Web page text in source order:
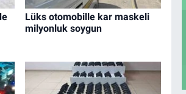
Lüks otomobille kar maskeli
milyonluk soygun